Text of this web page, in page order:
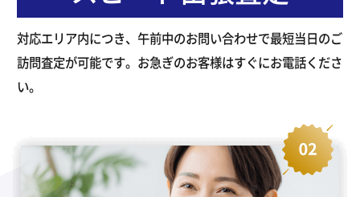
対応エリア内につき、午前中のお問い合わせで最短当日のご
訪問査定が可能です。お急ぎのお客様はすぐにお電話くださ
い。